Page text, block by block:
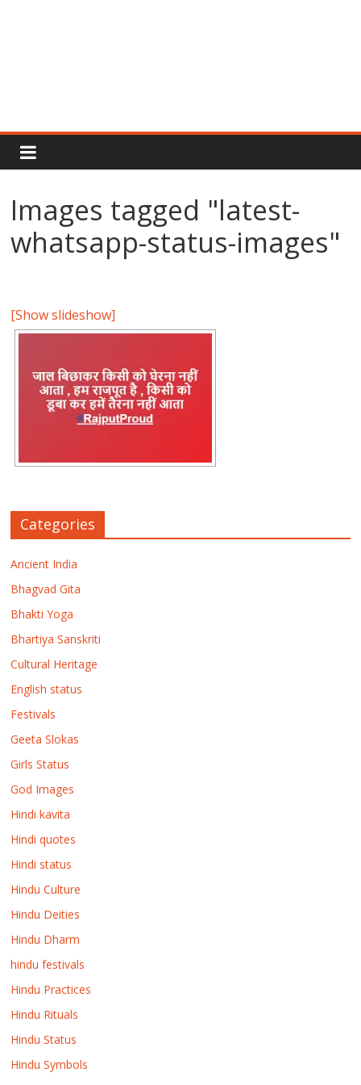
Rajput
Proud
Rajputana
Attitude
Images tagged "latest-
whatsapp-status-images"
[Show slideshow]
Categories
Ancient India
Bhagvad Gita
Bhakti Yoga
Bhartiya Sanskriti
Cultural Heritage
English status
Festivals
Geeta Slokas
Girls Status
God Images
Hindi kavita
Hindi quotes
Hindi status
Hindu Culture
Hindu Deities
Hindu Dharm
hindu festivals
Hindu Practices
Hindu Rituals
Hindu Status
Hindu Symbols